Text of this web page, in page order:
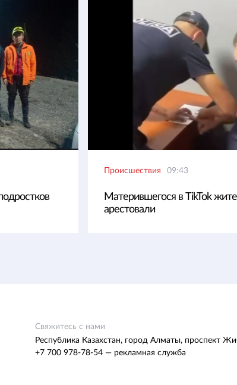
Происшествия 09:43
Матерившегося в TikTok
арестовали
Свяжитесь с нами
Республика Казахстан, город Алматы, проспект
+7 700 978-78-54 — рекламная служба